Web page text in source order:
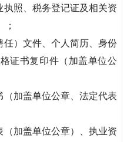
照、税务登记证及相关资
）文件、个人简历、身份
证书复印件（加盖单位公
加盖单位公章、法定代表
加盖单位公章）、执业资